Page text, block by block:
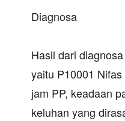
Diagnosa
Hasil dari
yaitu P10001
jam PP, keadaan
keluhan yang